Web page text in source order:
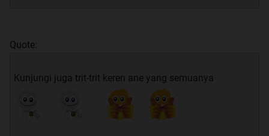
Quote:
Kunjungi juga trit-trit keren ane yang semuanya